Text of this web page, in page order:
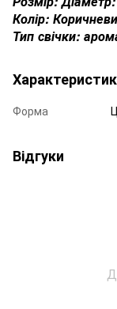
Колір:
Тип свічки:
Форма
Відгуки